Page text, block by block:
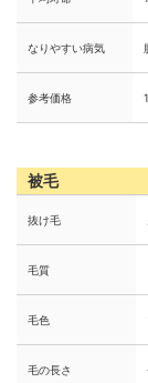
なりやすい病気
参考価格
被毛
抜け毛
毛質
毛色
毛の長さ